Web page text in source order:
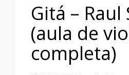
Gitá – Raul
(aula de
completa)